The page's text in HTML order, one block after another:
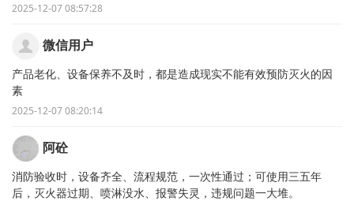
2025-12-07 08:57:28
微信用户
产品老化、设备保养不及时，都是造成现实不能有效预防灭火的因
素
2025-12-07 08:20:14
阿砼
消防验收时，设备齐全、流程规范，一次性通过；可使用三五年
后，灭火器过期、喷淋没水、报警失灵，违规问题一大堆。